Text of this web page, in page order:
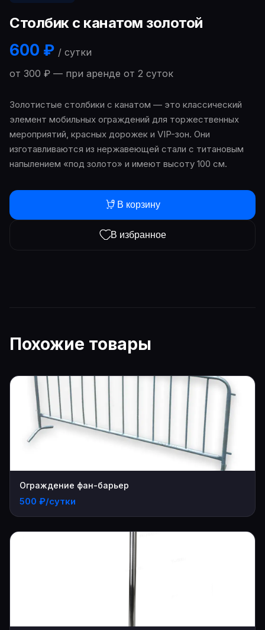
Столбик с канатом золотой
600 ₽ / сутки
от 300 ₽ — при аренде от 2 суток
Золотистые столбики с канатом — это классический
элемент мобильных ограждений для торжественных
мероприятий, красных дорожек и VIP-зон. Они
изготавливаются из нержавеющей стали с титановым
напылением «под золото» и имеют высоту 100 см.
В корзину
В избранное
Похожие товары
Ограждение фан-барьер
500 ₽/сутки